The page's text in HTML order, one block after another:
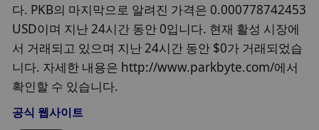
다. PKB의 마지막으로 알려진 가격은 0.000778742453
USD이며 지난 24시간 동안 0입니다. 현재 활성 시장에
서 거래되고 있으며 지난 24시간 동안 $0가 거래되었습
니다. 자세한 내용은 http://www.parkbyte.com/에서
확인할 수 있습니다.
공식 웹사이트